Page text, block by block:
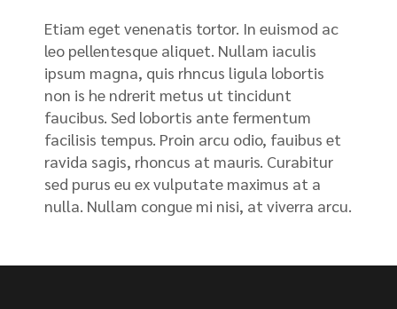
Etiam eget venenatis tortor. In euismod ac
leo pellentesque aliquet. Nullam iaculis
ipsum magna, quis rhncus ligula lobortis
non is he ndrerit metus ut tincidunt
faucibus. Sed lobortis ante fermentum
facilisis tempus. Proin arcu odio, fauibus et
ravida sagis, rhoncus at mauris. Curabitur
sed purus eu ex vulputate maximus at a
nulla. Nullam congue mi nisi, at viverra arcu.